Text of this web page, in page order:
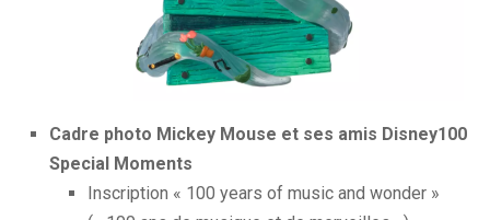
Cadre photo Mickey Mouse et ses amis Disney100
Special Moments
Inscription « 100 years of music and wonder »